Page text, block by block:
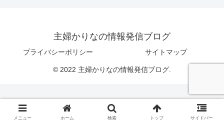
主婦かりなの情報発信ブログ
プライバシーポリシー サイトマップ
© 2022 主婦かりなの情報発信ブログ.
メニュー ホーム 検索 トップ サイドバー